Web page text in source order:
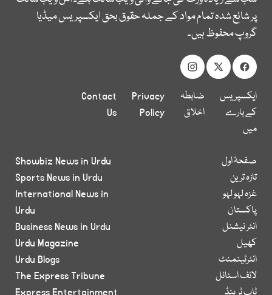
پر شائع شدہ تمام مواد کے جملہ حقوق بحق ایکسپریس میڈیا
گروپ محفوظ ہیں۔
ایکسپریس
کے بارے
میں
ضابطہ
اخلاق
Privacy
Policy
Contact
Us
صفحۂ اول
تازہ ترین
غزہ لہو لہو
پاکستان
انٹر نیشنل
کھیل
انٹرٹینمنٹ
لائف اسٹائل
Showbiz News in Urdu
Sports News in Urdu
International News in
Urdu
Business News in Urdu
Urdu Magazine
Urdu Blogs
The Express Tribune